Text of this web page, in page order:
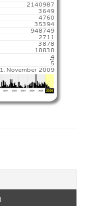
2140987
3649
4760
35394
948749
2711️
3878
18838️
4
5
1. November 2009